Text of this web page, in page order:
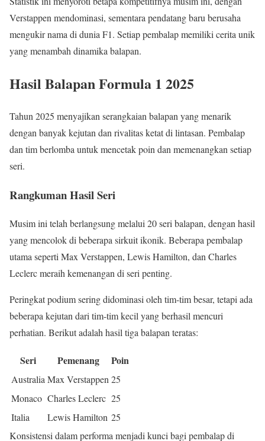
Verstappen mendominasi, sementara pendatang baru berusaha
mengukir nama di dunia F1. Setiap pembalap memiliki cerita unik
yang menambah dinamika balapan.
Hasil Balapan Formula 1 2025
Tahun 2025 menyajikan serangkaian balapan yang menarik
dengan banyak kejutan dan rivalitas ketat di lintasan. Pembalap
dan tim berlomba untuk mencetak poin dan memenangkan setiap
seri.
Rangkuman Hasil Seri
Musim ini telah berlangsung melalui 20 seri balapan, dengan hasil
yang mencolok di beberapa sirkuit ikonik. Beberapa pembalap
utama seperti Max Verstappen, Lewis Hamilton, dan Charles
Leclerc meraih kemenangan di seri penting.
Peringkat podium sering didominasi oleh tim-tim besar, tetapi ada
beberapa kejutan dari tim-tim kecil yang berhasil mencuri
perhatian. Berikut adalah hasil tiga balapan teratas:
Seri Pemenang Poin
AustraliaMax Verstappen25
Monaco Charles Leclerc 25
Italia
Lewis Hamilton 25
Konsistensi dalam performa menjadi kunci bagi pembalap di